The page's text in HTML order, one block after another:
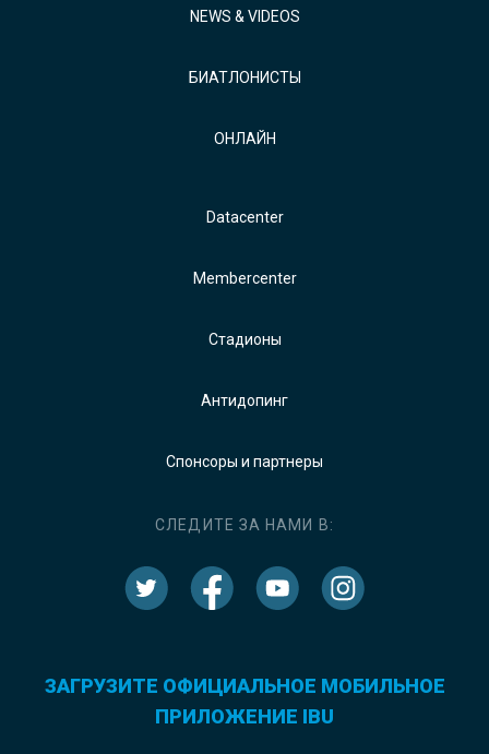
NEWS & VIDEOS
БИАТЛОНИСТЫ
ОНЛАЙН
Datacenter
Membercenter
Стадионы
Антидопинг
Спонсоры и партнеры
СЛЕДИТЕ ЗА НАМИ В:
ЗАГРУЗИТЕ ОФИЦИАЛЬНОЕ МОБИЛЬНОЕ
ПРИЛОЖЕНИЕ IBU